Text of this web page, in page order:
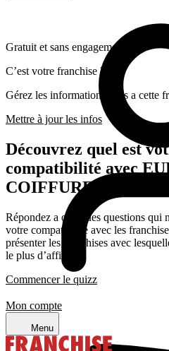
Mon compte
Menu
Gratuit et sans engagement
C’est votre franchise ?
Gérez les informations liées a cette
Mettre à jour les infos
Découvrez quel est
compatibilité avec
COIFFURE
Répondez a quelques questions qui
votre compatibilité avec les
présenter les franchises avec
le plus d’affinité
Commencer le quizz